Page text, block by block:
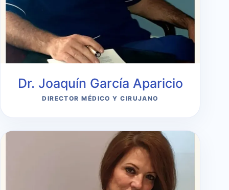
Dr. Joaquín García Aparicio
DIRECTOR MÉDICO Y CIRUJANO